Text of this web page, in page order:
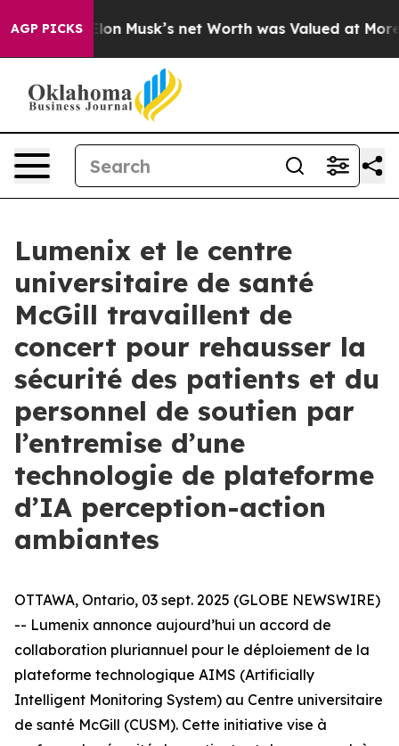
AGP PICKSElon Musk’s net Worth was Valued at More
Lumenix et le centre
universitaire de santé
McGill travaillent de
concert pour rehausser la
sécurité des patients et du
personnel de soutien par
l’entremise d’une
technologie de plateforme
d’IA perception-action
ambiantes
OTTAWA, Ontario, 03 sept. 2025 (GLOBE NEWSWIRE)
-- Lumenix annonce aujourd’hui un accord de
collaboration pluriannuel pour le déploiement de la
plateforme technologique AIMS (Artificially
Intelligent Monitoring System) au Centre universitaire
de santé McGill (CUSM). Cette initiative vise à